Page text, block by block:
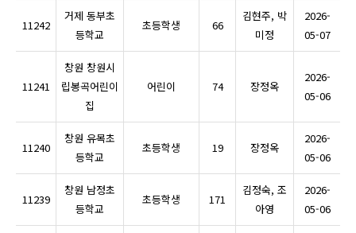
11242
거제 동부초
등학교
초등학생 66
김현주, 박
미정
2026-
05-07
11241
창원 창원시
립봉곡어린이
집
어린이 74 장정옥
2026-
05-06
11240
창원 유목초
등학교
초등학생 19 장정옥
2026-
05-06
11239
창원 남정초
등학교
초등학생 171
김정숙, 조
아영
2026-
05-06